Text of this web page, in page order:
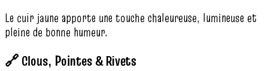
Le cuir jaune apporte une touche chaleureuse, lumineuse et
pleine de bonne humeur.
🔗 Clous, Pointes & Rivets